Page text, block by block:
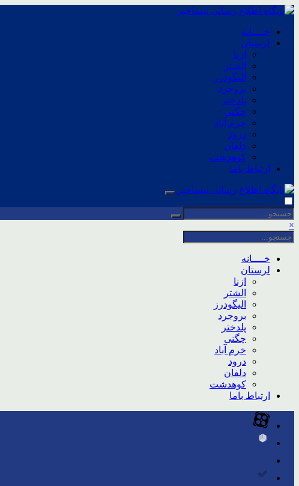
خــــانه
لرستان
ازنا
الشتر
الیگودرز
بروجرد
پلدختر
چگنی
خرم آباد
درود
دلفان
کوهدشت
ارتباط باما
×
خــــانه
لرستان
ازنا
الشتر
الیگودرز
بروجرد
پلدختر
چگنی
خرم آباد
درود
دلفان
کوهدشت
ارتباط باما